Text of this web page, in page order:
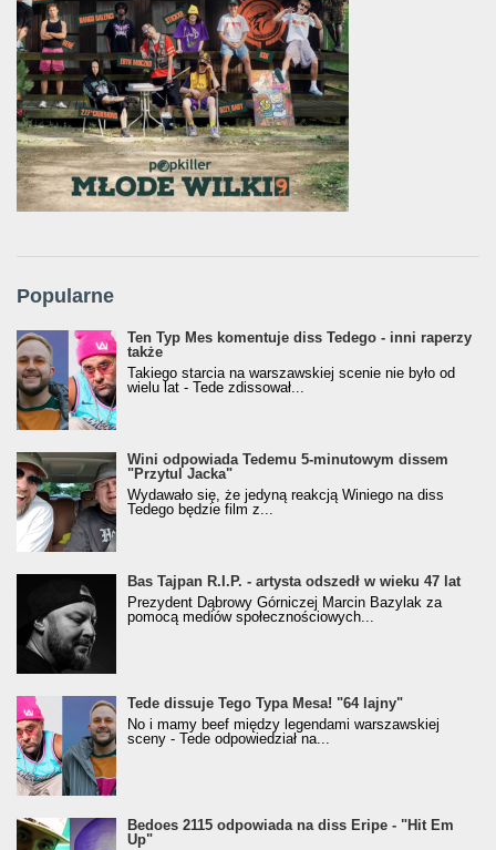
Popularne
Ten Typ Mes komentuje diss Tedego - inni raperzy
także
Takiego starcia na warszawskiej scenie nie było od
wielu lat - Tede zdissował...
Wini odpowiada Tedemu 5-minutowym dissem
"Przytul Jacka"
Wydawało się, że jedyną reakcją Winiego na diss
Tedego będzie film z...
Bas Tajpan R.I.P. - artysta odszedł w wieku 47 lat
Prezydent Dąbrowy Górniczej Marcin Bazylak za
pomocą mediów społecznościowych...
Tede dissuje Tego Typa Mesa! "64 lajny"
No i mamy beef między legendami warszawskiej
sceny - Tede odpowiedział na...
Bedoes 2115 odpowiada na diss Eripe - "Hit Em
Up"